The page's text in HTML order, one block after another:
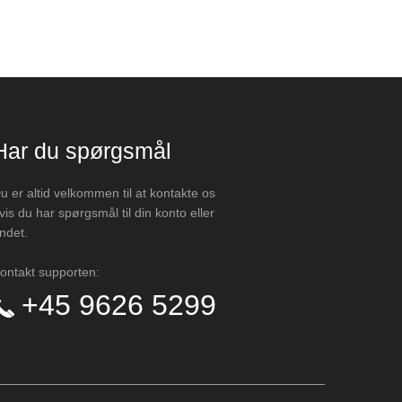
du spørgsmål
er altid velkommen til at kontakte os
du har spørgsmål til din konto eller
supporten:
+45 9626 5299